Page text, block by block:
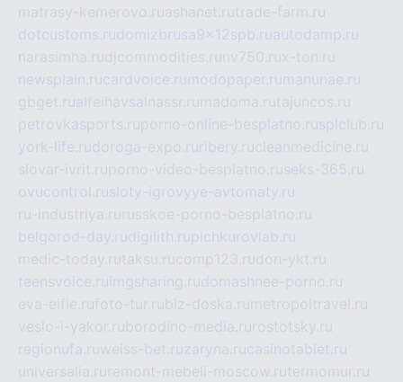
matrasy-kemerovo.ruashanet.rutrade-farm.ru
dotcustoms.rudomizbrusa9x12spb.ruautodamp.ru
narasimha.rudjcommodities.ru nv750.rux-ton.ru
newsplain.rucardvoice.ru modopaper.ru manunae.ru
gbget.rualfeihavsalnassr.ru madoma.rutajuncos.ru
petrovkasports.ruporno-online-besplatno.rusplclub.ru
york-life.rudoroga-expo.ru ribery.rucleanmedicine.ru
slovar-ivrit.ruporno-video-besplatno.ruseks-365.ru
ovucontrol.rusloty-igrovyye-avtomaty.ru
ru-industriya.ru russkoe-porno-besplatno.ru
belgorod-day.rudigilith.rupichkurovlab.ru
medic-today.rutaksu.rucomp123.rudon-ykt.ru
teensvoice.ru imgsharing.rudomashnee-porno.ru
eva-elfie.rufoto-tur.rubiz-doska.ru metropoltravel.ru
veslo-i-yakor.ruborodino-media.ru rostotsky.ru
regionufa.ruweiss-bet.ruzaryna.rucasinotablet.ru
universalia.ru remont-mebeli-moscow.rutermomur.ru